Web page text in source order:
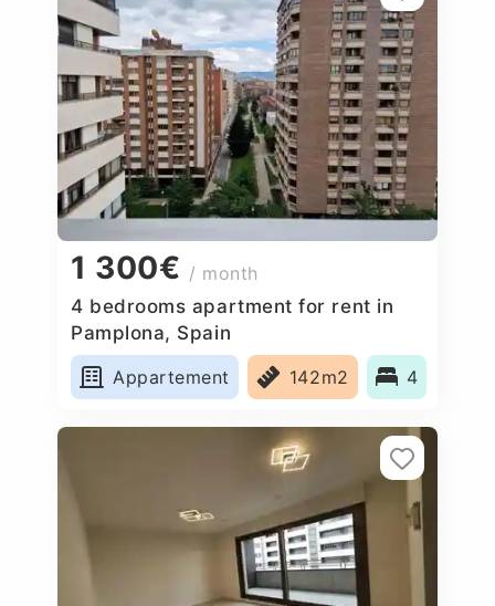
1 300€ / month
4 bedrooms apartment for rent in
Pamplona, Spain
Appartement
142m2 4